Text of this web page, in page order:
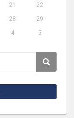
21
22
28
29
4 5